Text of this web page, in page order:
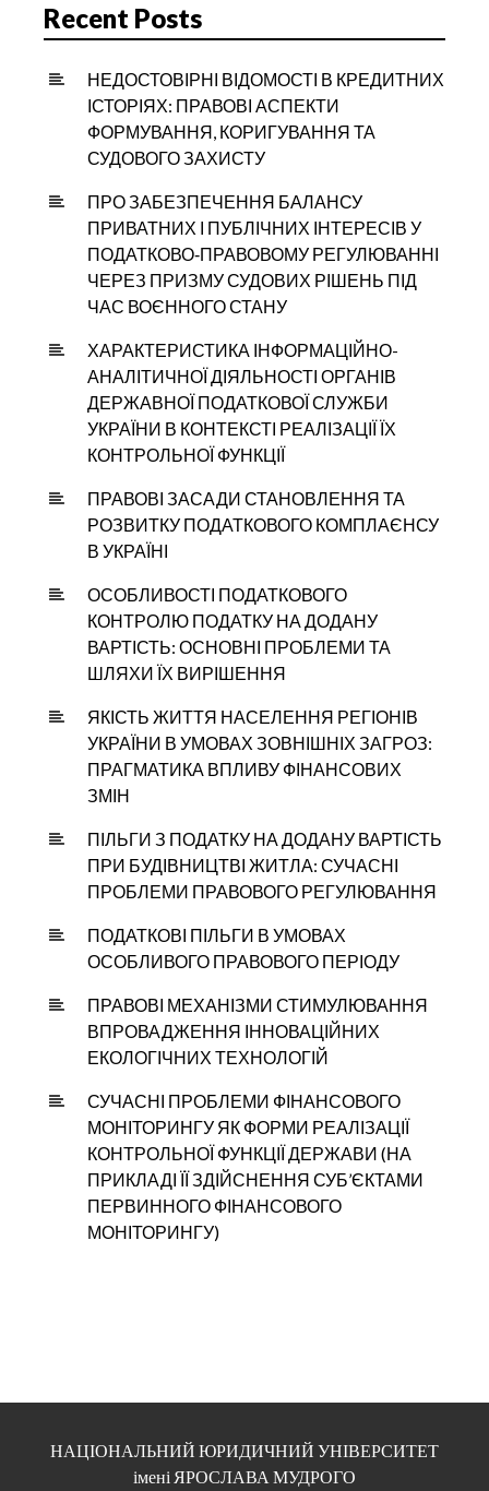
Recent Posts
НЕДОСТОВІРНІ ВІДОМОСТІ В КРЕДИТНИХ
ІСТОРІЯХ: ПРАВОВІ АСПЕКТИ
ФОРМУВАННЯ, КОРИГУВАННЯ ТА
СУДОВОГО ЗАХИСТУ
ПРО ЗАБЕЗПЕЧЕННЯ БАЛАНСУ
ПРИВАТНИХ І ПУБЛІЧНИХ ІНТЕРЕСІВ У
ПОДАТКОВО‑ПРАВОВОМУ РЕГУЛЮВАННІ
ЧЕРЕЗ ПРИЗМУ СУДОВИХ РІШЕНЬ ПІД
ЧАС ВОЄННОГО СТАНУ
ХАРАКТЕРИСТИКА ІНФОРМАЦІЙНО-
АНАЛІТИЧНОЇ ДІЯЛЬНОСТІ ОРГАНІВ
ДЕРЖАВНОЇ ПОДАТКОВОЇ СЛУЖБИ
УКРАЇНИ В КОНТЕКСТІ РЕАЛІЗАЦІЇ ЇХ
КОНТРОЛЬНОЇ ФУНКЦІЇ
ПРАВОВІ ЗАСАДИ СТАНОВЛЕННЯ ТА
РОЗВИТКУ ПОДАТКОВОГО КОМПЛАЄНСУ
В УКРАЇНІ
ОСОБЛИВОСТІ ПОДАТКОВОГО
КОНТРОЛЮ ПОДАТКУ НА ДОДАНУ
ВАРТІСТЬ: ОСНОВНІ ПРОБЛЕМИ ТА
ШЛЯХИ ЇХ ВИРІШЕННЯ
ЯКІСТЬ ЖИТТЯ НАСЕЛЕННЯ РЕГІОНІВ
УКРАЇНИ В УМОВАХ ЗОВНІШНІХ ЗАГРОЗ:
ПРАГМАТИКА ВПЛИВУ ФІНАНСОВИХ
ЗМІН
ПІЛЬГИ З ПОДАТКУ НА ДОДАНУ ВАРТІСТЬ
ПРИ БУДІВНИЦТВІ ЖИТЛА: СУЧАСНІ
ПРОБЛЕМИ ПРАВОВОГО РЕГУЛЮВАННЯ
ПОДАТКОВІ ПІЛЬГИ В УМОВАХ
ОСОБЛИВОГО ПРАВОВОГО ПЕРІОДУ
ПРАВОВІ МЕХАНІЗМИ СТИМУЛЮВАННЯ
ВПРОВАДЖЕННЯ ІННОВАЦІЙНИХ
ЕКОЛОГІЧНИХ ТЕХНОЛОГІЙ
СУЧАСНІ ПРОБЛЕМИ ФІНАНСОВОГО
МОНІТОРИНГУ ЯК ФОРМИ РЕАЛІЗАЦІЇ
КОНТРОЛЬНОЇ ФУНКЦІЇ ДЕРЖАВИ (НА
ПРИКЛАДІ ЇЇ ЗДІЙСНЕННЯ СУБ’ЄКТАМИ
ПЕРВИННОГО ФІНАНСОВОГО
МОНІТОРИНГУ)
НАЦІОНАЛЬНИЙ ЮРИДИЧНИЙ УНІВЕРСИТЕТ
імені ЯРОСЛАВА МУДРОГО